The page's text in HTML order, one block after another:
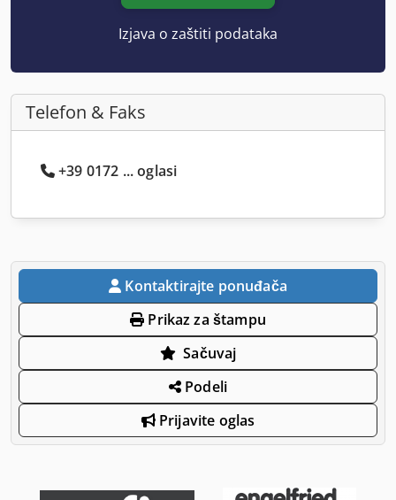
Izjava o zaštiti podataka
Telefon & Faks
+39 0172 ... oglasi
Kontaktirajte ponuđača
Prikaz za štampu
Sačuvaj
Podeli
Prijavite oglas